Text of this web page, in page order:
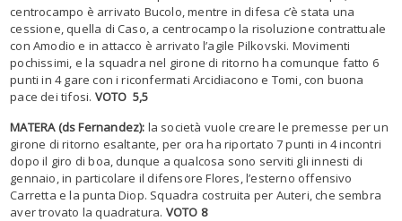
centrocampo è arrivato Bucolo, mentre in difesa c’è stata una
cessione, quella di Caso, a centrocampo la risoluzione contrattuale
con Amodio e in attacco è arrivato l’agile Pilkovski. Movimenti
pochissimi, e la squadra nel girone di ritorno ha comunque fatto 6
punti in 4 gare con i riconfermati Arcidiacono e Tomi, con buona
pace dei tifosi. VOTO 5,5
MATERA (ds Fernandez): la società vuole creare le premesse per un
girone di ritorno esaltante, per ora ha riportato 7 punti in 4 incontri
dopo il giro di boa, dunque a qualcosa sono serviti gli innesti di
gennaio, in particolare il difensore Flores, l’esterno offensivo
Carretta e la punta Diop. Squadra costruita per Auteri, che sembra
aver trovato la quadratura. VOTO 8